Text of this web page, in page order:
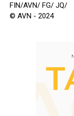
FIN/AVN/ FG/ JQ/
© AVN - 2024